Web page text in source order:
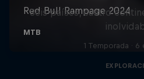
Seis países, cuatro
1 Temporada ·